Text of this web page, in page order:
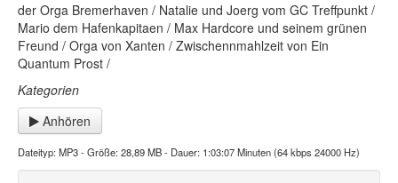
der Orga Bremerhaven / Natalie und Joerg vom GC Treffpunkt /
Mario dem Hafenkapitaen / Max Hardcore und seinem grünen
Freund / Orga von Xanten / Zwischennmahlzeit von Ein
Quantum Prost /
Kategorien
Anhören
Dateityp: MP3 - Größe: 28,89 MB - Dauer: 1:03:07 Minuten (64 kbps 24000 Hz)